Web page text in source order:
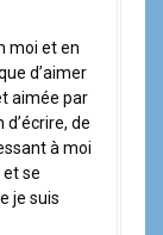
moi et en
d’aimer
aimée par
d’écrire, de
à moi
et se
je suis